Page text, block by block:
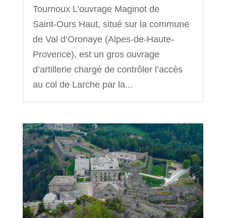
Tournoux L’ouvrage Maginot de
Saint‑Ours Haut, situé sur la commune
de Val d’Oronaye (Alpes‑de‑Haute-
Provence), est un gros ouvrage
d’artillerie chargé de contrôler l’accès
au col de Larche par la...